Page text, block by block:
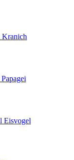
Kranich
Eisvogel